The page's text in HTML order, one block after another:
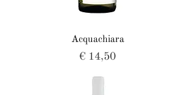
Acquachiara
Prijs
€ 14,50